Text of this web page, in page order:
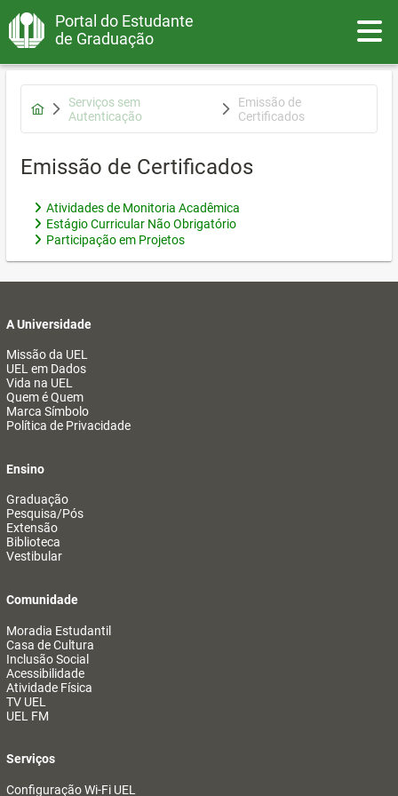
Portal do Estudante
de Graduação
Serviços sem
Autenticação
Emissão de
Certificados
Emissão de Certificados
Atividades de Monitoria Acadêmica
Estágio Curricular Não Obrigatório
Participação em Projetos
A Universidade
Missão da UEL
UEL em Dados
Vida na UEL
Quem é Quem
Marca Símbolo
Política de Privacidade
Ensino
Graduação
Pesquisa/Pós
Extensão
Biblioteca
Vestibular
Comunidade
Moradia Estudantil
Casa de Cultura
Inclusão Social
Acessibilidade
Atividade Física
TV UEL
UEL FM
Serviços
Configuração Wi-Fi UEL